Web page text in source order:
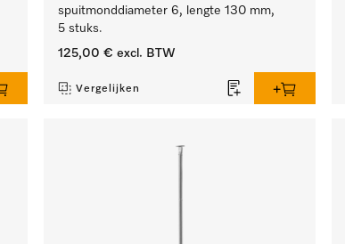
spuitmonddiameter 6, lengte 130 mm,
5 stuks.
125,00 € excl. BTW
Vergelijken